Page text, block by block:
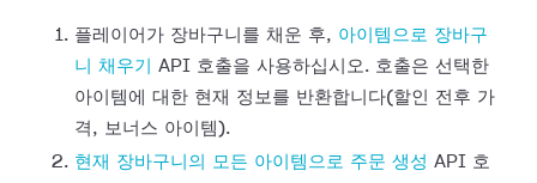
플레이어가 장바구니를 채운 후, 아이템으로 장바구
니 채우기
API 호출을 사용하십시오. 호출은 선택한
아이템에 대한 현재 정보를 반환합니다(할인 전후 가
격, 보너스 아이템).
현재 장바구니의 모든 아이템으로 주문 생성 API 호